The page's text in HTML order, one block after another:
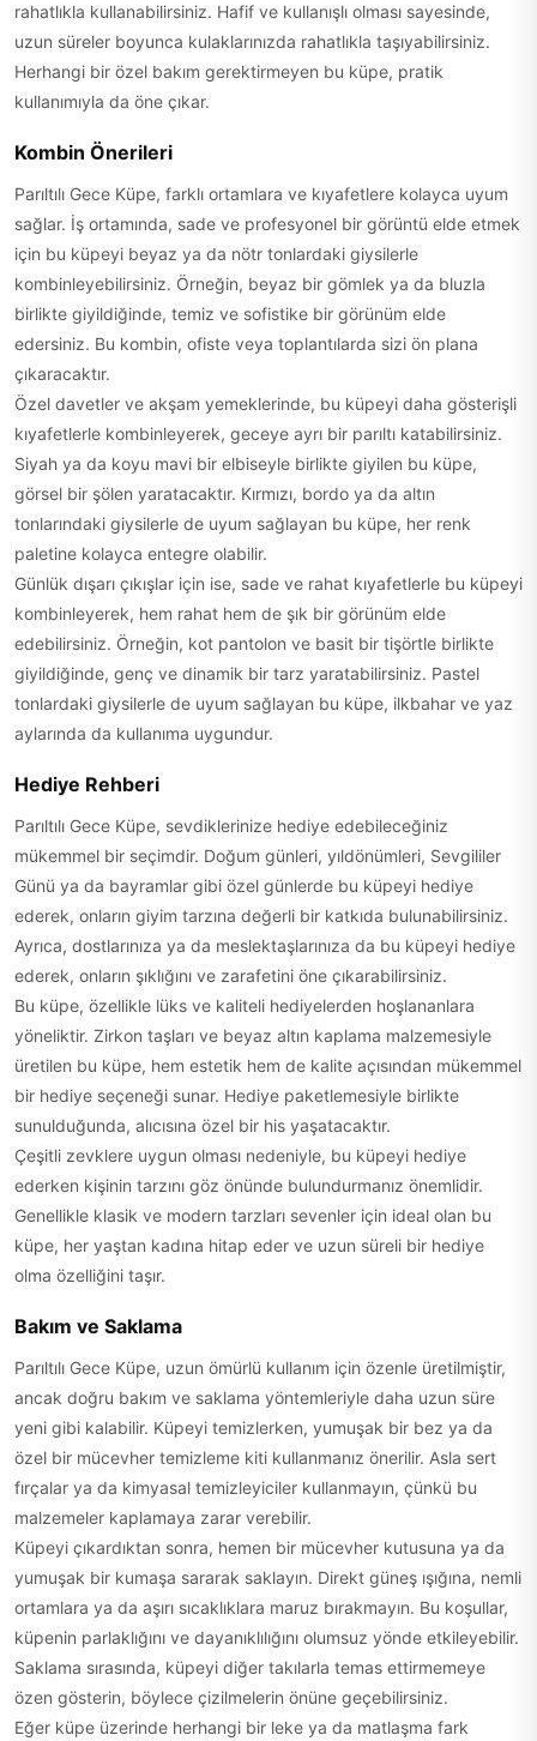
rahatlıkla kullanabilirsiniz. Hafif ve kullanışlı olması sayesinde,
uzun süreler boyunca kulaklarınızda rahatlıkla taşıyabilirsiniz.
Herhangi bir özel bakım gerektirmeyen bu küpe, pratik
kullanımıyla da öne çıkar.
Kombin Önerileri
Parıltılı Gece Küpe, farklı ortamlara ve kıyafetlere kolayca uyum
sağlar. İş ortamında, sade ve profesyonel bir görüntü elde etmek
için bu küpeyi beyaz ya da nötr tonlardaki giysilerle
kombinleyebilirsiniz. Örneğin, beyaz bir gömlek ya da bluzla
birlikte giyildiğinde, temiz ve sofistike bir görünüm elde
edersiniz. Bu kombin, ofiste veya toplantılarda sizi ön plana
çıkaracaktır.
Özel davetler ve akşam yemeklerinde, bu küpeyi daha gösterişli
kıyafetlerle kombinleyerek, geceye ayrı bir parıltı katabilirsiniz.
Siyah ya da koyu mavi bir elbiseyle birlikte giyilen bu küpe,
görsel bir şölen yaratacaktır. Kırmızı, bordo ya da altın
tonlarındaki giysilerle de uyum sağlayan bu küpe, her renk
paletine kolayca entegre olabilir.
Günlük dışarı çıkışlar için ise, sade ve rahat kıyafetlerle bu küpeyi
kombinleyerek, hem rahat hem de şık bir görünüm elde
edebilirsiniz. Örneğin, kot pantolon ve basit bir tişörtle birlikte
giyildiğinde, genç ve dinamik bir tarz yaratabilirsiniz. Pastel
tonlardaki giysilerle de uyum sağlayan bu küpe, ilkbahar ve yaz
aylarında da kullanıma uygundur.
Hediye Rehberi
Parıltılı Gece Küpe, sevdiklerinize hediye edebileceğiniz
mükemmel bir seçimdir. Doğum günleri, yıldönümleri, Sevgililer
Günü ya da bayramlar gibi özel günlerde bu küpeyi hediye
ederek, onların giyim tarzına değerli bir katkıda bulunabilirsiniz.
Ayrıca, dostlarınıza ya da meslektaşlarınıza da bu küpeyi hediye
ederek, onların şıklığını ve zarafetini öne çıkarabilirsiniz.
Bu küpe, özellikle lüks ve kaliteli hediyelerden hoşlananlara
yöneliktir. Zirkon taşları ve beyaz altın kaplama malzemesiyle
üretilen bu küpe, hem estetik hem de kalite açısından mükemmel
bir hediye seçeneği sunar. Hediye paketlemesiyle birlikte
sunulduğunda, alıcısına özel bir his yaşatacaktır.
Çeşitli zevklere uygun olması nedeniyle, bu küpeyi hediye
ederken kişinin tarzını göz önünde bulundurmanız önemlidir.
Genellikle klasik ve modern tarzları sevenler için ideal olan bu
küpe, her yaştan kadına hitap eder ve uzun süreli bir hediye
olma özelliğini taşır.
Bakım ve Saklama
Parıltılı Gece Küpe, uzun ömürlü kullanım için özenle üretilmiştir,
ancak doğru bakım ve saklama yöntemleriyle daha uzun süre
yeni gibi kalabilir. Küpeyi temizlerken, yumuşak bir bez ya da
özel bir mücevher temizleme kiti kullanmanız önerilir. Asla sert
fırçalar ya da kimyasal temizleyiciler kullanmayın, çünkü bu
malzemeler kaplamaya zarar verebilir.
Küpeyi çıkardıktan sonra, hemen bir mücevher kutusuna ya da
yumuşak bir kumaşa sararak saklayın. Direkt güneş ışığına, nemli
ortamlara ya da aşırı sıcaklıklara maruz bırakmayın. Bu koşullar,
küpenin parlaklığını ve dayanıklılığını olumsuz yönde etkileyebilir.
Saklama sırasında, küpeyi diğer takılarla temas ettirmemeye
özen gösterin, böylece çizilmelerin önüne geçebilirsiniz.
Eğer küpe üzerinde herhangi bir leke ya da matlaşma fark